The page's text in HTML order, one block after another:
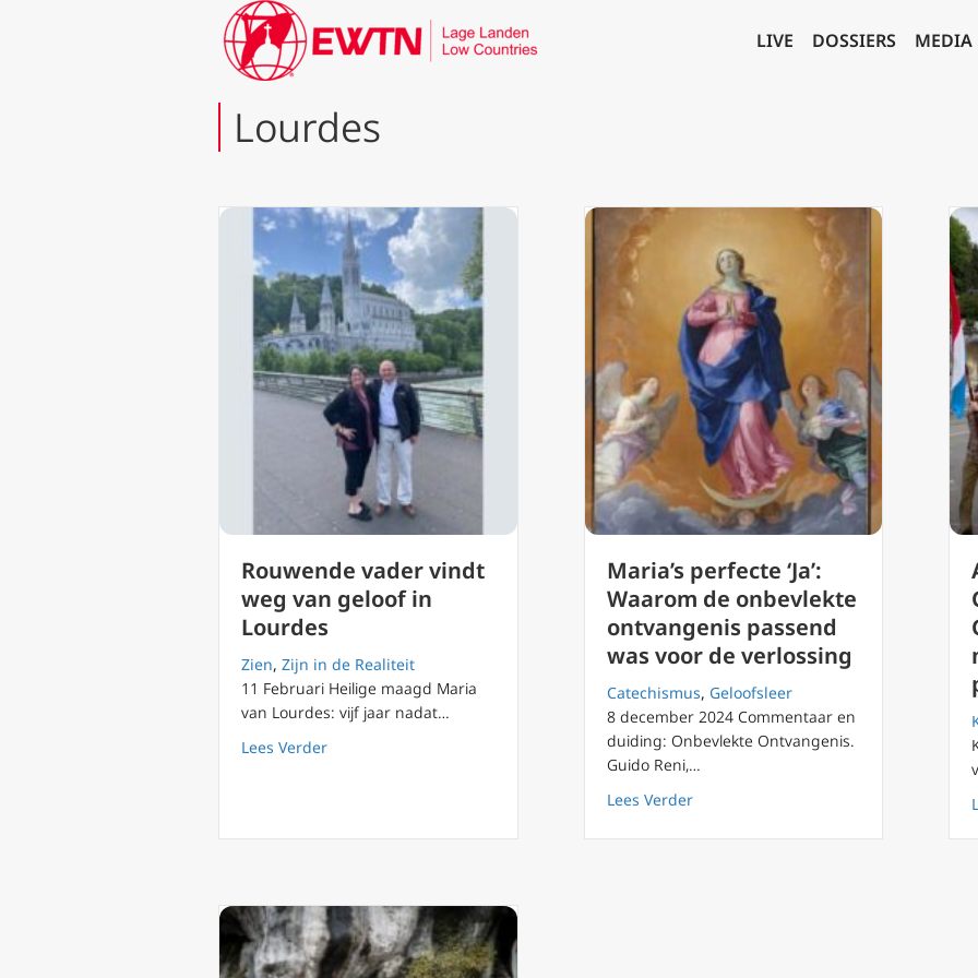
LIVE DOSSIERS MEDIA
Lourdes
Rouwende vader vindt
weg van geloof in
Lourdes
Zien, Zijn in de Realiteit
11 Februari Heilige maagd Maria
van Lourdes: vijf jaar nadat…
Lees Verderabout Rouwende vader vindt weg van geloof in Lourdes
Maria’s perfecte ‘Ja’:
Waarom de onbevlekte
ontvangenis passend
was voor de verlossing
Catechismus, Geloofsleer
8 december 2024 Commentaar en
duiding: Onbevlekte Ontvangenis.
Guido Reni,…
Lees Verderabout Maria’s perfecte ‘Ja’: Waarom